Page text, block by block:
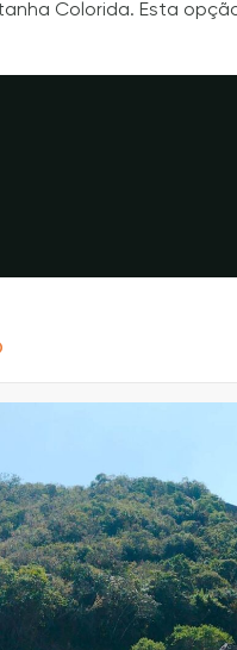
Colorida. Esta